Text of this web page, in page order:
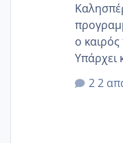
ο
Υπάρχει
2